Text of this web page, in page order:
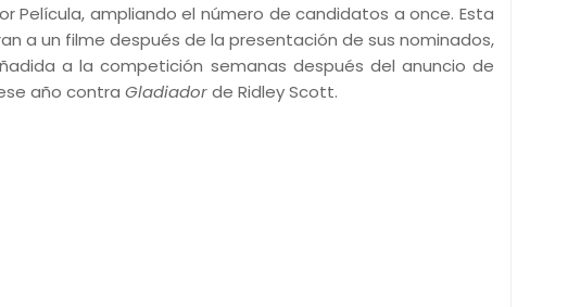
Película, ampliando el número de candidatos a once. Esta
a un filme después de la presentación de sus nominados,
a la competición semanas después del anuncio de
año contra Gladiadorde Ridley Scott.